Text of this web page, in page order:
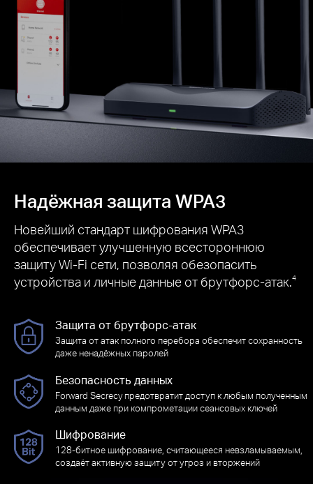
Надёжная защита WPA3
Новейший стандарт шифрования WPA3
обеспечивает улучшенную всестороннюю
защиту Wi‑Fi сети, позволяя обезопасить
устройства и личные данные от брутфорс‑атак.4
Защита от брутфорс‑атак
Защита от атак полного перебора обеспечит сохранность
даже ненадёжных паролей
Безопасность данных
Forward Secrecy предотвратит доступ к любым полученным
данным даже при компрометации сеансовых ключей
Шифрование
128-битное шифрование, считающееся невзламываемым,
создаёт активную защиту от угроз и вторжений